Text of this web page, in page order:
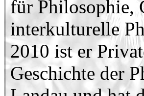
für Philosophie,
interkulturelle
2010 ist er
Geschichte der